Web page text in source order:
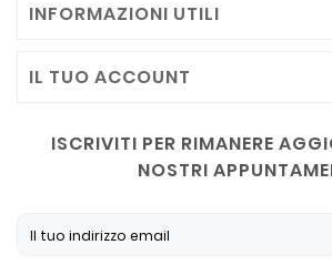
INFORMAZIONI UTILI
IL TUO ACCOUNT
ISCRIVITI PER RIMANERE
NOSTRI